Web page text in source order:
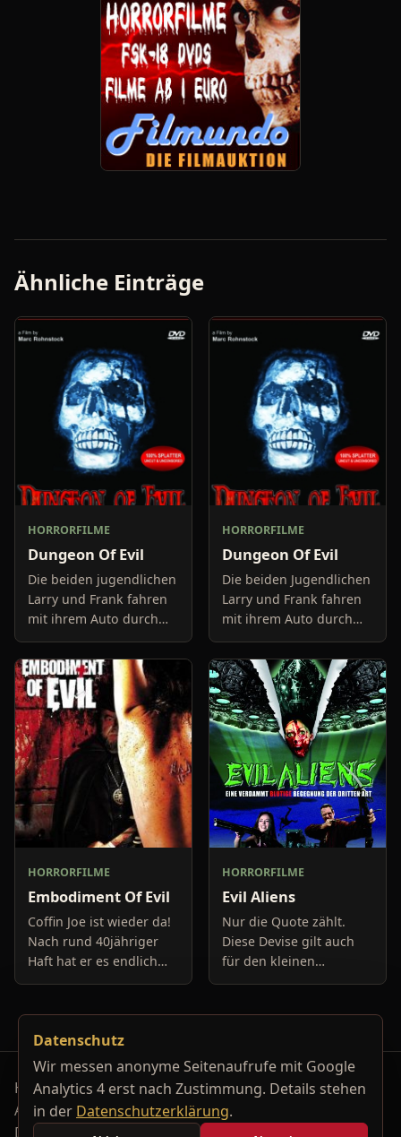
Ähnliche Einträge
HORRORFILME
Dungeon Of Evil
Die beiden jugendlichen
Larry und Frank fahren
mit ihrem Auto durch
ein Waldgebiet das
ihnen offensichtlich
völlig fremd ist. Sie
beklagen sich immer
wieder, d
HORRORFILME
Dungeon Of Evil
Die beiden Jugendlichen
Larry und Frank fahren
mit ihrem Auto durch
ein Waldgebiet, dass
ihnen offensichtlich
völlig fremd ist. Sie
beklagen sich immer
wieder
HORRORFILME
Embodiment Of Evil
Coffin Joe ist wieder da!
Nach rund 40jähriger
Haft hat er es endlich
geschafft. Raus ist er
er wütet fortan heiter
weiter, als hätte
HORRORFILME
Evil Aliens
Nur die Quote zählt.
Diese Devise gilt auch
für den kleinen
englischen Fernseh-
Fernseh- Stall ist die
Fox mit ihr
Horrorfilm-Reviews, Serienkiller-Profile und Genre-
Archiv.
Datenschutzerklärung
Kontakt
Datenschutz
Wir messen anonyme Seitenaufrufe mit Google
Analytics 4 erst nach Zustimmung. Details stehen
in der Datenschutzerklärung.